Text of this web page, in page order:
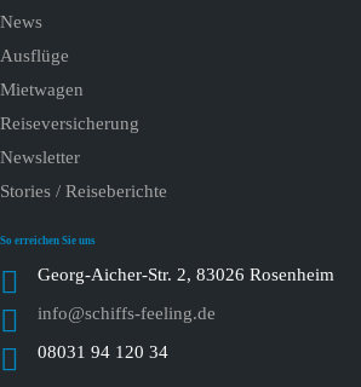
News
Ausflüge
Mietwagen
Reiseversicherung
Newsletter
Stories / Reiseberichte
So erreichen Sie uns
Georg-Aicher-Str. 2, 83026 Rosenheim
info@schiffs-feeling.de
08031 94 120 34